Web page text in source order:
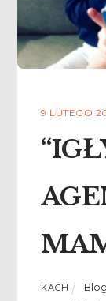
9 LUTEGO
KACH Blog